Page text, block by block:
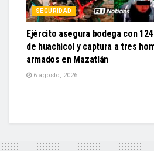
SEGURIDAD
Ejército asegura bodega con
de huachicol y captura a tres
armados en Mazatlán
6 agosto, 2026